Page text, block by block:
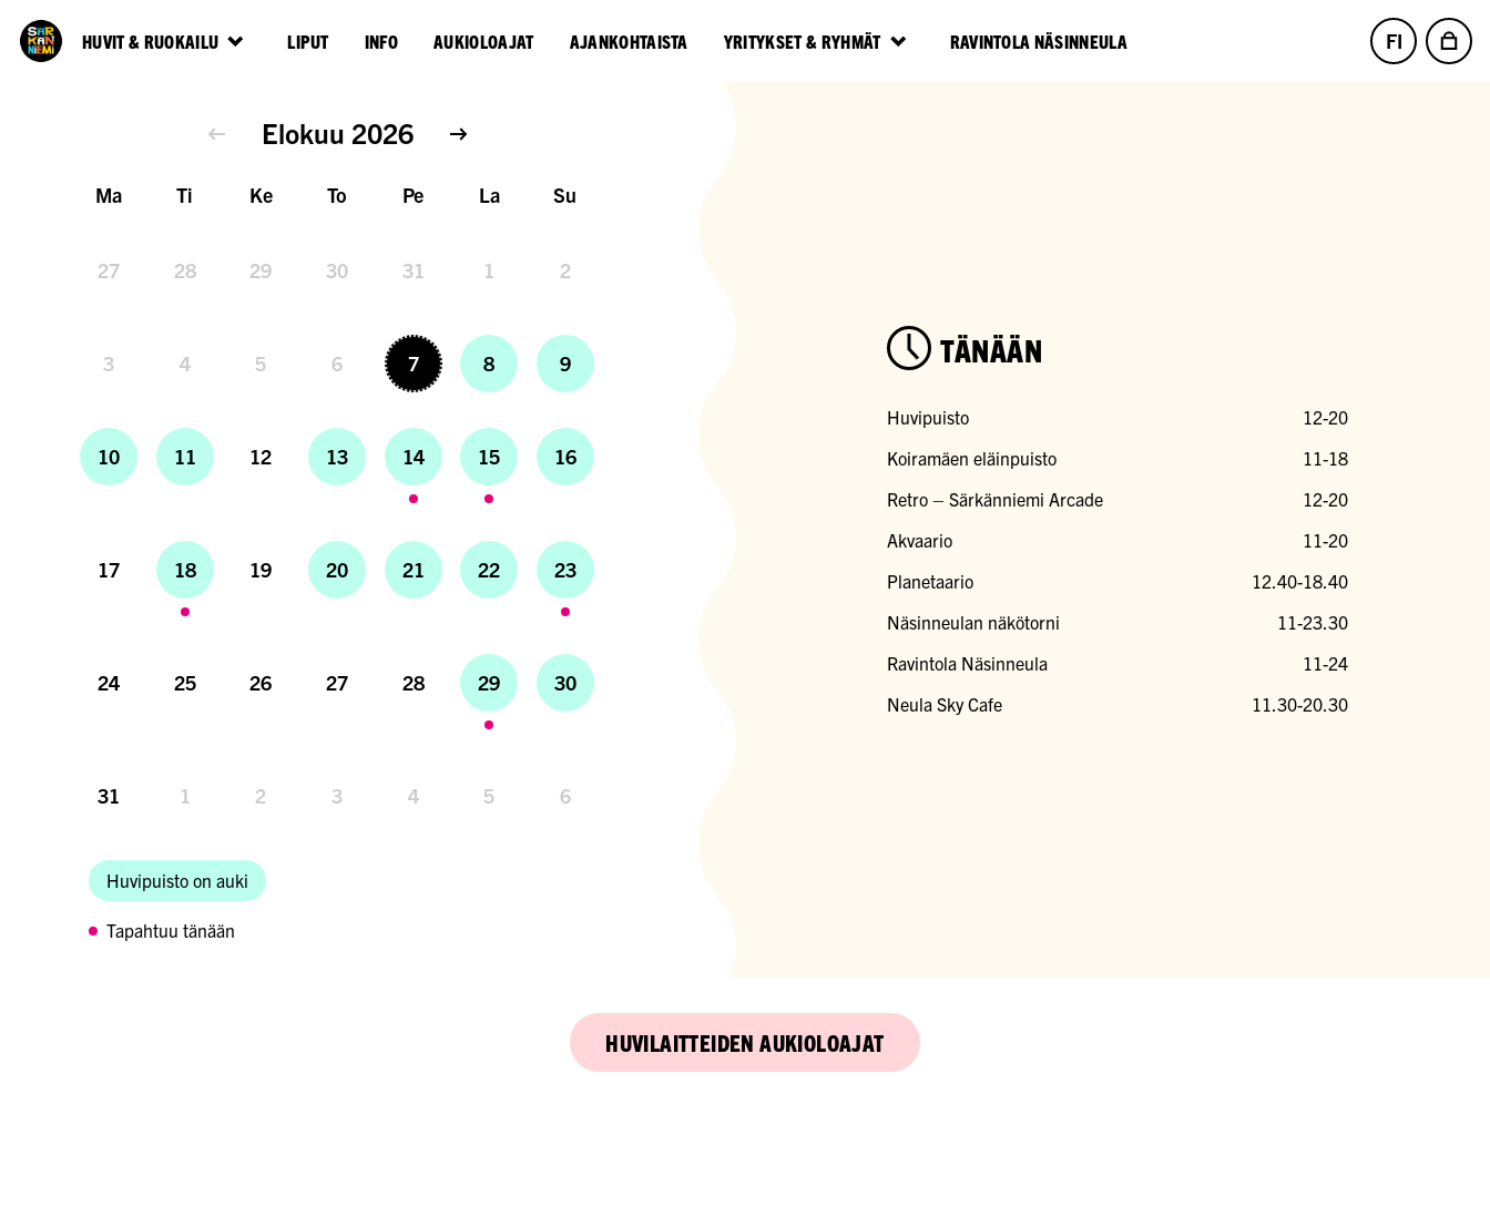
HUVIT & RUOKAILU LIPUT INFO AUKIOLOAJAT AJANKOHTAISTA YRITYKSET & RYHMÄT RAVINTOLA NÄSINNEULA FI
Elokuu 2026
Ma Ti Ke To Pe La Su
27 28 29 30 31 1 2
3 4 5 6 7 8 9
10 11 12 13 14 15 16
17 18 19 20 21 22 23
24 25 26 27 28 29 30
31 1 2 3 4 5 6
Huvipuisto on auki
Tapahtuu tänään
TÄNÄÄN
Huvipuisto
12-20
Koiramäen eläinpuisto
11-18
Retro – Särkänniemi Arcade
12-20
Akvaario
11-20
Planetaario
12.40-18.40
Näsinneulan näkötorni
11-23.30
Ravintola Näsinneula
11-24
Neula Sky Cafe
11.30-20.30
HUVILAITTEIDEN AUKIOLOAJAT